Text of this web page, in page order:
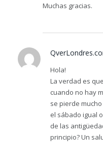
Muchas gracias.
Hola!
La verdad es
cuando no hay
se pierde
el sábado igual
de las
principio? Un